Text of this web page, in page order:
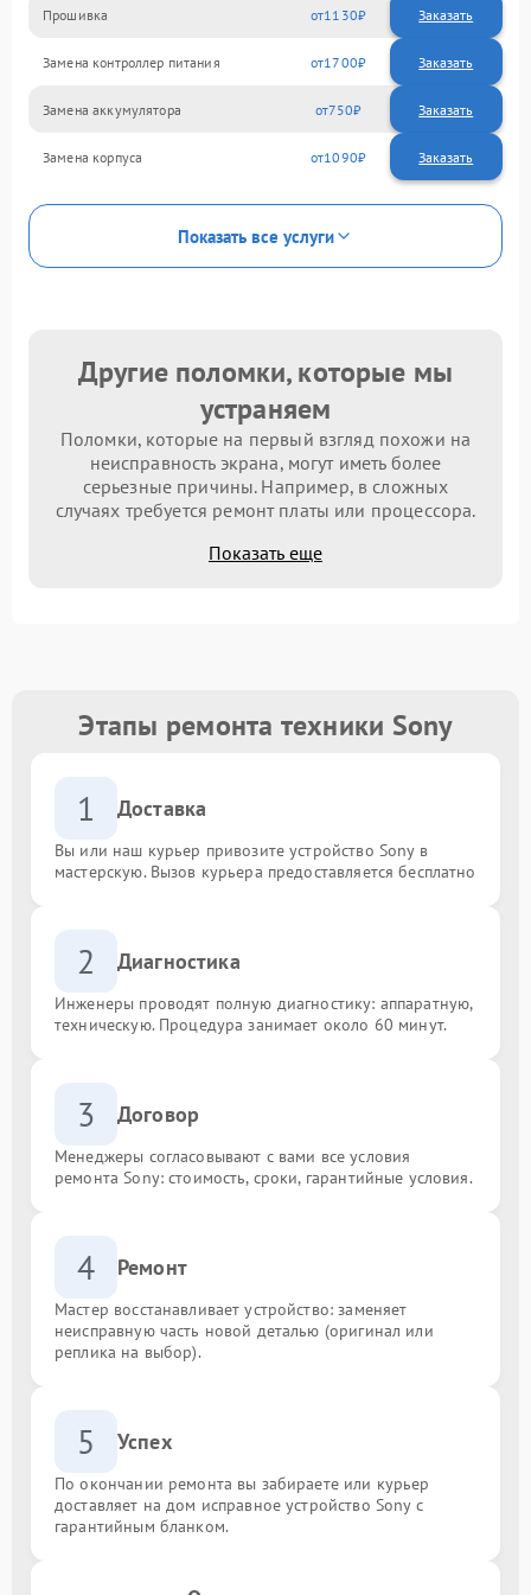
Прошивка 1130
Замена контроллер питания 1700
Замена аккумулятора 750
Замена корпуса 1090
Показать все услуги
Другие поломки, которые мы
устраняем
Поломки, которые на первый взгляд похожи на
неисправность экрана, могут иметь более
серьезные причины. Например, в сложных
случаях требуется ремонт платы или процессора.
Показать еще
Этапы ремонта техники Sony
1 Доставка
Вы или наш курьер привозите устройство Sony в
мастерскую. Вызов курьера предоставляется бесплатно
2 Диагностика
Инженеры проводят полную диагностику: аппаратную,
техническую. Процедура занимает около 60 минут.
3 Договор
Менеджеры согласовывают с вами все условия
ремонта Sony: стоимость, сроки, гарантийные условия.
4 Ремонт
Мастер восстанавливает устройство: заменяет
неисправную часть новой деталью (оригинал или
реплика на выбор).
5 Успех
По окончании ремонта вы забираете или курьер
доставляет на дом исправное устройство Sony с
гарантийным бланком.